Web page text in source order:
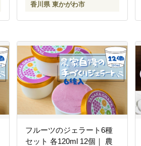
香川県 東かがわ市
フルーツのジェラート6種
セット 各120ml 12個｜ 農